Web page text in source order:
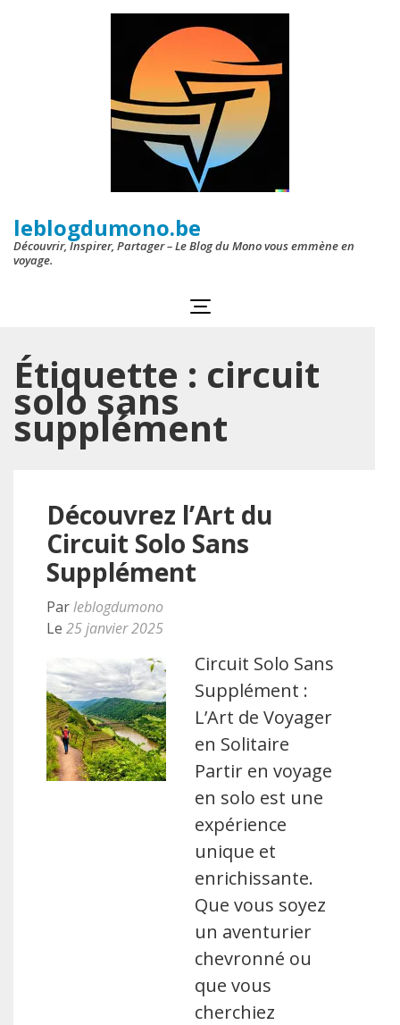
leblogdumono.be
Découvrir, Inspirer, Partager – Le Blog du Mono vous emmène en
voyage.
Étiquette : circuit
solo sans
supplément
Découvrez l’Art du
Circuit Solo Sans
Supplément
Parleblogdumono
Le 25 janvier 2025
Circuit Solo Sans
Supplément :
L’Art de Voyager
en Solitaire
Partir en voyage
en solo est une
expérience
unique et
enrichissante.
Que vous soyez
un aventurier
chevronné ou
que vous
cherchiez